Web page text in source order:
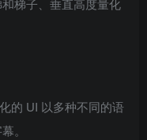
的 UI 以多种不同的语
。